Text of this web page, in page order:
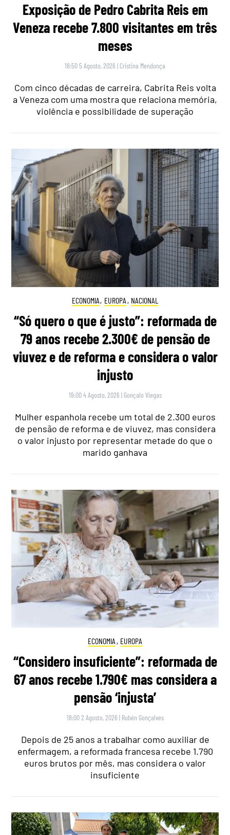
Exposição de Pedro Cabrita Reis em
Veneza recebe 7.800 visitantes em três
meses
18:50 5 Agosto, 2026 | Cristina Mendonça
Com cinco décadas de carreira, Cabrita Reis volta
a Veneza com uma mostra que relaciona memória,
violência e possibilidade de superação
ECONOMIA, EUROPA , NACIONAL
“Só quero o que é justo”: reformada de
79 anos recebe 2.300€ de pensão de
viuvez e de reforma e considera o valor
injusto
19:00 4 Agosto, 2026 | Gonçalo Viegas
Mulher espanhola recebe um total de 2.300 euros
de pensão de reforma e de viuvez, mas considera
o valor injusto por representar metade do que o
marido ganhava
ECONOMIA , EUROPA
“Considero insuficiente”: reformada de
67 anos recebe 1.790€ mas considera a
pensão ‘injusta’
18:00 2 Agosto, 2026 | Rubén Gonçalves
Depois de 25 anos a trabalhar como auxiliar de
enfermagem, a reformada francesa recebe 1.790
euros brutos por mês, mas considera o valor
insuficiente